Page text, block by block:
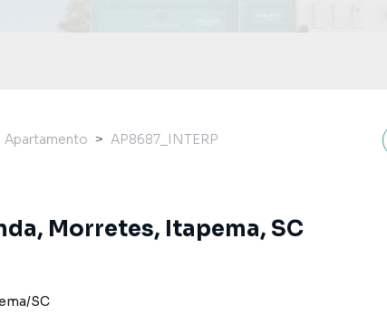
Apartamento AP8687_INTERP
Morretes, Itapema, SC
/SC